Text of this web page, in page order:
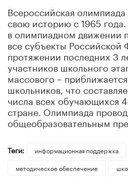
Всероссийская
свою историю с 1965
в олимпиадном движении
все субъекты
протяжении последних 3
участников школьного
массового –
школьников, что
числа всех обучающихся
стране. Олимпиада
общеобразовательным
Теги:
информационная поддержка
методическое обеспечение